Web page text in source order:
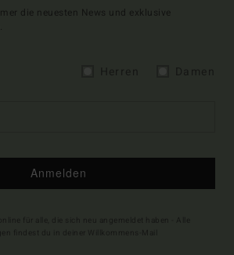
die neuesten News und exklusive
Anmelden